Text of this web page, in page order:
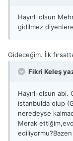
Hayırlı olsun
gidilmez
Gideceğim. İlk
Fikri Keleş
Hayırlı olsun
istanbulda olup
neredeyse
Merak